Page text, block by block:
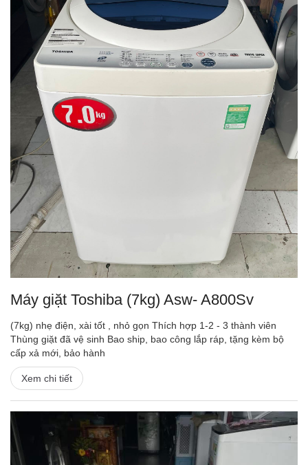
Máy giặt Toshiba (7kg) Asw- A800Sv
(7kg) nhẹ điện, xài tốt , nhỏ gọn Thích hợp 1-2 - 3 thành viên
Thùng giặt đã vệ sinh Bao ship, bao công lắp ráp, tặng kèm bộ
cấp xả mới, bảo hành
Xem chi tiết